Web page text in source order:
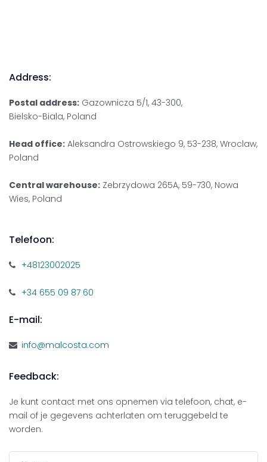
Address:
Postal address: Gazownicza 5/1, 43-300,
Bielsko-Biala, Poland
Head office: Aleksandra Ostrowskiego 9, 53-238, Wroclaw,
Poland
Central warehouse: Zebrzydowa 265A, 59-730, Nowa
Wies, Poland
Telefoon:
+48123002025
+34 655 09 87 60
E-mail:
info@malcosta.com
Feedback:
Je kunt contact met ons opnemen via telefoon, chat, e-
mail of je gegevens achterlaten om teruggebeld te
worden.